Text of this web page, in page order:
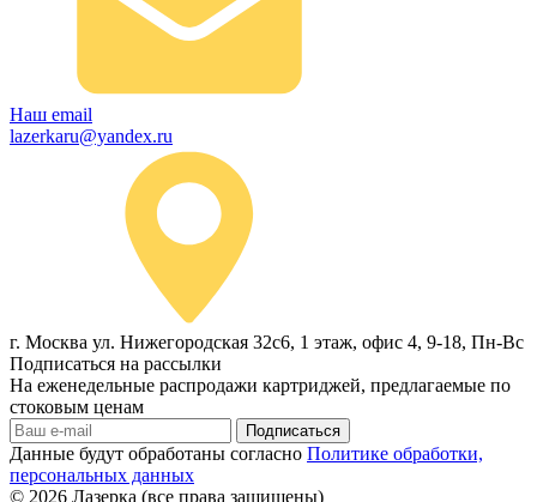
Наш email
lazerkaru@yandex.ru
г. Москва ул. Нижегородская 32с6, 1 этаж, офис 4, 9-18, Пн-Вс
Подписаться на рассылки
На еженедельные распродажи картриджей, предлагаемые по
стоковым ценам
Подписаться
Данные будут обработаны согласно Политике обработки,
персональных данных
© 2026 Лазерка (все права защищены)